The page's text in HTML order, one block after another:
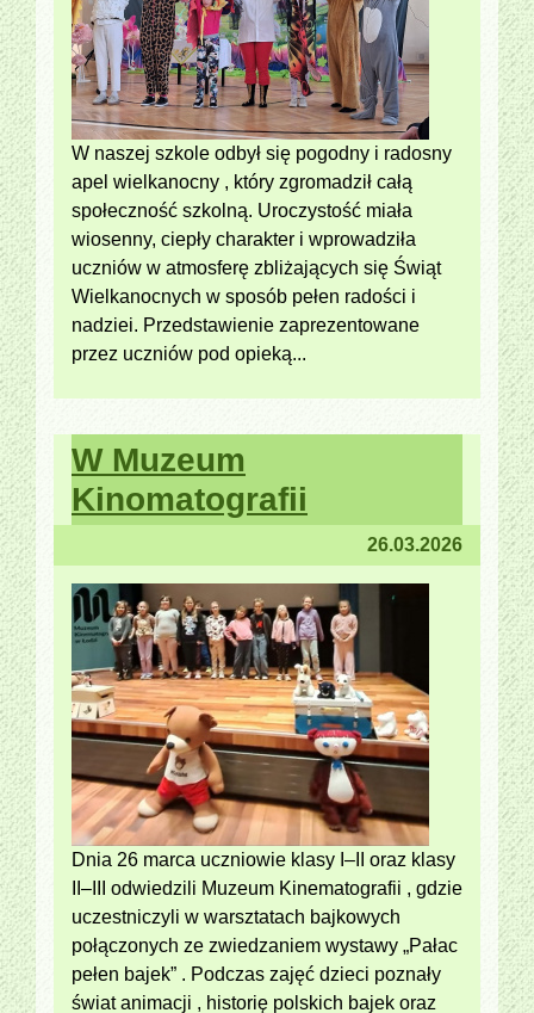
W naszej szkole odbył się pogodny i radosny
apel wielkanocny , który zgromadził całą
społeczność szkolną. Uroczystość miała
wiosenny, ciepły charakter i wprowadziła
uczniów w atmosferę zbliżających się Świąt
Wielkanocnych w sposób pełen radości i
nadziei. Przedstawienie zaprezentowane
przez uczniów pod opieką...
W Muzeum
Kinomatografii
26.03.2026
Dnia 26 marca uczniowie klasy I–II oraz klasy
II–III odwiedzili Muzeum Kinematografii , gdzie
uczestniczyli w warsztatach bajkowych
połączonych ze zwiedzaniem wystawy „Pałac
pełen bajek” . Podczas zajęć dzieci poznały
świat animacji , historię polskich bajek oraz